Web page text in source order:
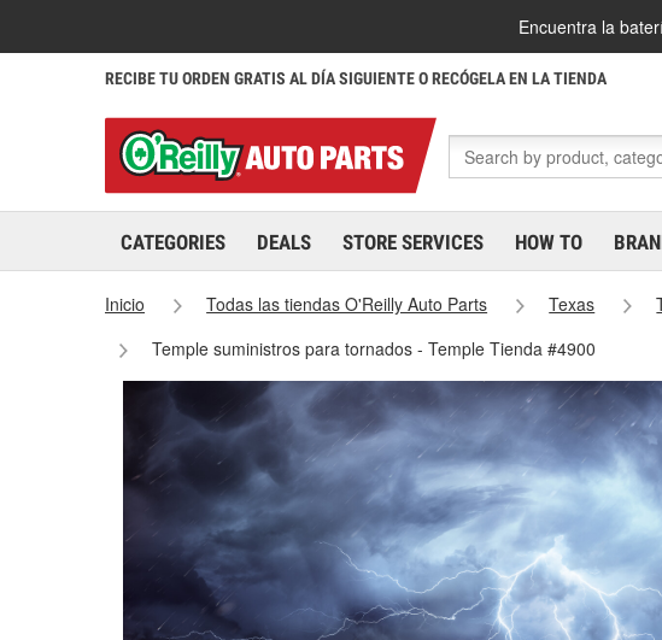
Encuentra la
RECIBE TU ORDEN GRATIS AL DÍA SIGUIENTE O RECÓGELA EN LA TIENDA
CATEGORIES DEALS STORE SERVICES HOW TO
Inicio Todas las tiendas O'Reilly Auto Parts Texas
Temple suministros para tornados - Temple Tienda #4900